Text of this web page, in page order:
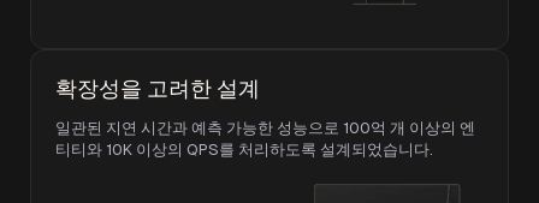
확장성을 고려한 설계
일관된 지연 시간과 예측 가능한 성능으로 100억 개 이상의 엔
티티와 10K 이상의 QPS를 처리하도록 설계되었습니다.